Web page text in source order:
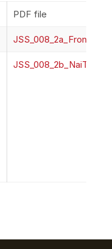
PDF file
JSS_008_2a_Front